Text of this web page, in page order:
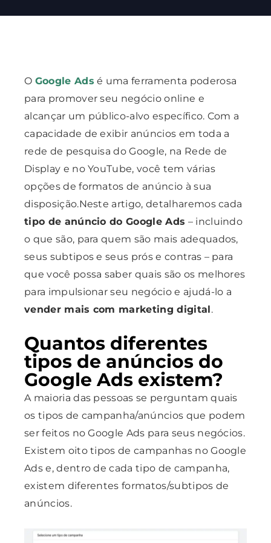
O Google Ads é uma ferramenta poderosa
para promover seu negócio online e
alcançar um público-alvo específico. Com a
capacidade de exibir anúncios em toda a
rede de pesquisa do Google, na Rede de
Display e no YouTube, você tem várias
opções de formatos de anúncio à sua
disposição.Neste artigo,detalharemos cada
tipo de anúncio doGoogle Ads – incluindo
o que são, para quem são mais adequados,
seus subtipos e seus prós e contras – para
que você possa saber quais são os melhores
para impulsionar seu negócio e ajudá-lo a
vender mais com marketing digital .
Quantos diferentes
tipos de anúncios do
Google Ads existem?
A maioria das pessoas se perguntam quais
os tipos de campanha/anúncios que podem
ser feitos no Google Ads para seus negócios.
Existem oito tipos de campanhas no Google
Ads e, dentro de cada tipo de campanha,
existem diferentes formatos/subtipos de
anúncios.